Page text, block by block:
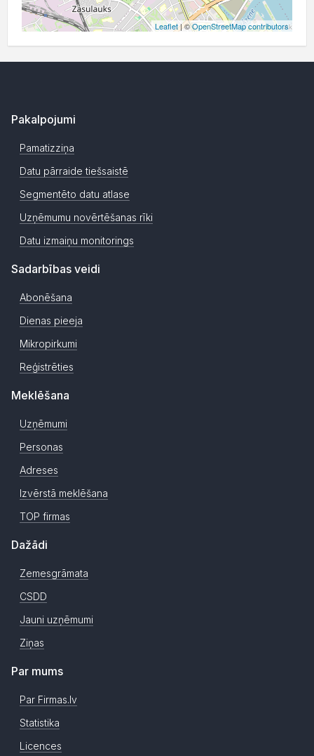
Leaflet| ©OpenStreetMap contributors
Pakalpojumi
Pamatizziņa
Datu pārraide tiešsaistē
Segmentēto datu atlase
Uzņēmumu novērtēšanas rīki
Datu izmaiņu monitorings
Sadarbības veidi
Abonēšana
Dienas pieeja
Mikropirkumi
Reģistrēties
Meklēšana
Uzņēmumi
Personas
Adreses
Izvērstā meklēšana
TOP firmas
Dažādi
Zemesgrāmata
CSDD
Jauni uzņēmumi
Ziņas
Par mums
Par Firmas.lv
Statistika
Licences